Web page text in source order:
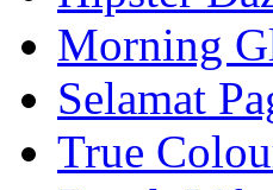
Morning
Selamat
True